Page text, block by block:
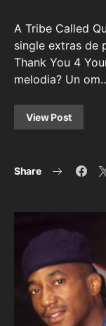
A Tribe Called
single extras de
Thank You 4
melodia? Un
View Post
Share